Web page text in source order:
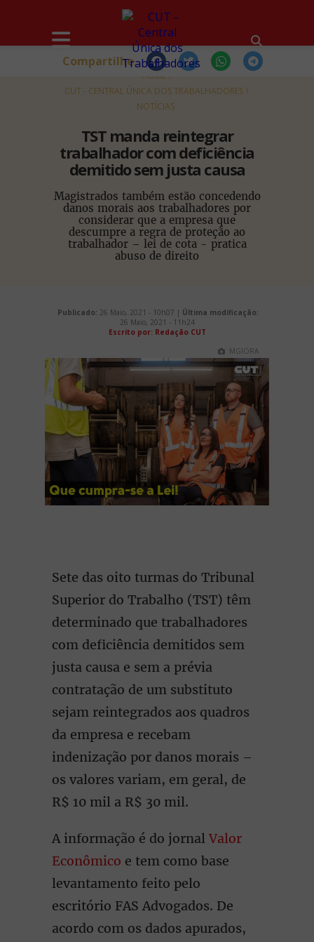
HOME
CUT - CENTRAL ÚNICA DOS TRABALHADORES
NOTÍCIAS
TST manda reintegrar
trabalhador com deficiência
demitido sem justa causa
Magistrados também estão concedendo
danos morais aos trabalhadores por
considerar que a empresa que
descumpre a regra de proteção ao
trabalhador – lei de cota - pratica
abuso de direito
Compartilhe
Publicado: 26 Maio, 2021 - 10h07 | Última modificação:
26 Maio, 2021 - 11h24
Escrito por: Redação CUT
MGIORA
Sete das oito turmas do Tribunal
Superior do Trabalho (TST) têm
determinado que trabalhadores
com deficiência demitidos sem
justa causa e sem a prévia
contratação de um substituto
sejam reintegrados aos quadros
da empresa e recebam
indenização por danos morais –
os valores variam, em geral, de
R$ 10 mil a R$ 30 mil.
A informação é do jornal Valor
Econômico e tem como base
levantamento feito pelo
escritório FAS Advogados. De
acordo com os dados apurados,